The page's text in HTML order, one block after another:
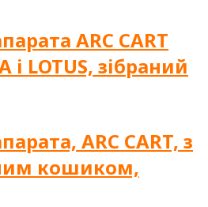
ARC CART
і LOTUS, зібраний
ARC CART, з
кошиком,